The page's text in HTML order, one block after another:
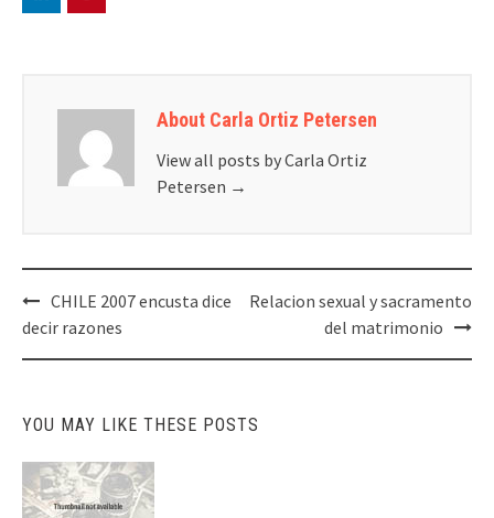
About Carla Ortiz Petersen
View all posts by Carla Ortiz
Petersen →
Post
navigation
CHILE 2007 encusta dice
decir razones
Relacion sexual y sacramento
del matrimonio
YOU MAY LIKE THESE POSTS